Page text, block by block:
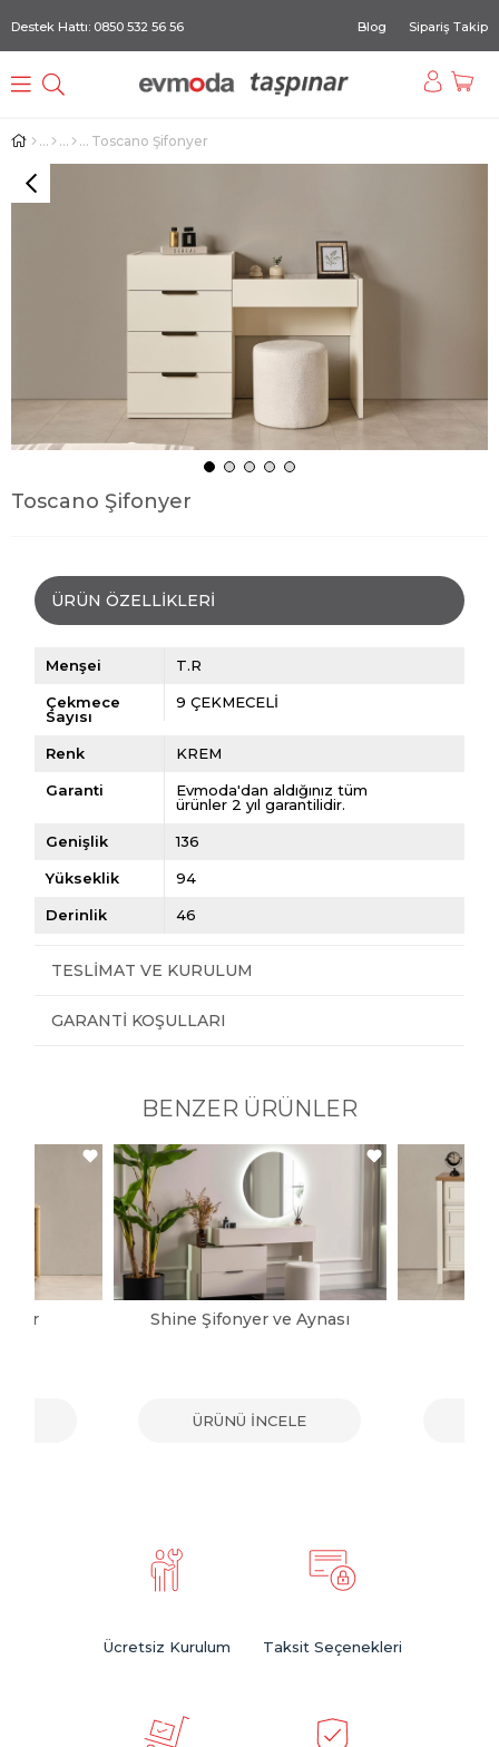
Destek Hattı: 0850 532 56 56 Blog Sipariş Takip
Toscano Şifonyer
Toscano Şifonyer
ÜRÜN ÖZELLIKLERI
Menşei T.R
Çekmece
Sayısı
9 ÇEKMECELİ
Renk KREM
Garanti
Evmoda'dan aldığınız tüm
ürünler 2 yıl garantilidir.
Genişlik 136
Yükseklik 94
Derinlik 46
TESLIMAT VE KURULUM
GARANTI KOŞULLARI
BENZER ÜRÜNLER
Shine Şifonyer ve Aynası
ÜRÜNÜ İNCELE
Ücretsiz Kurulum Taksit Seçenekleri